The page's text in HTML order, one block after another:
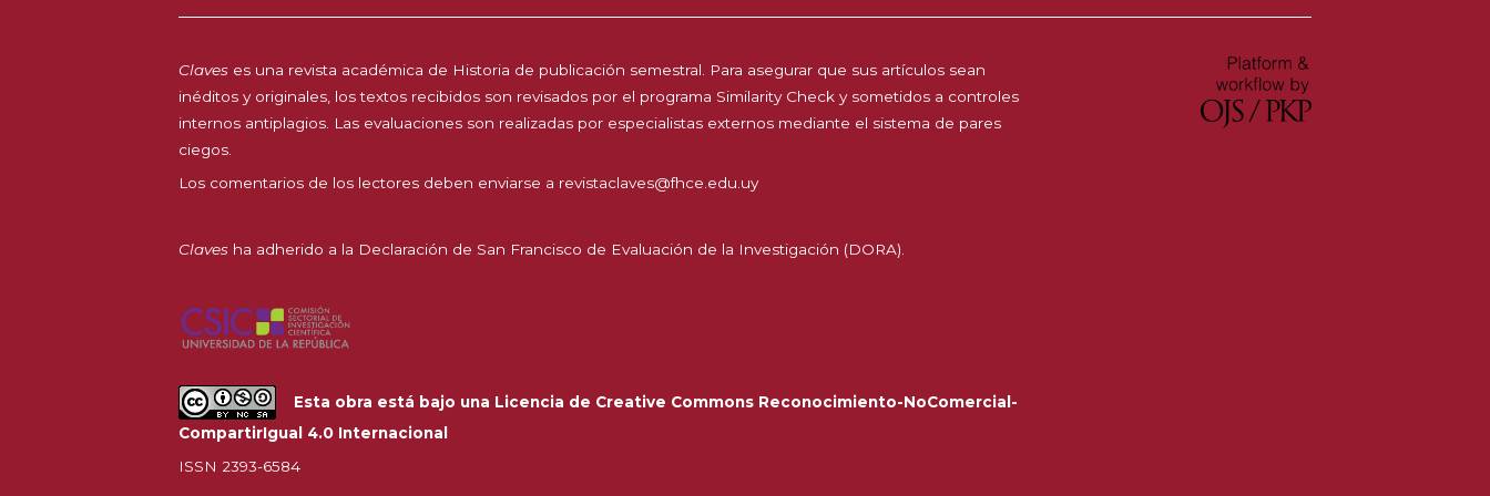
Claves es una revista académica de Historia de publicación semestral. Para asegurar que sus artículos sean
inéditos y originales, los textos recibidos son revisados por el programa Similarity Check y sometidos a controles
internos antiplagios. Las evaluaciones son realizadas por especialistas externos mediante el sistema de pares
ciegos.
Los comentarios de los lectores deben enviarse a revistaclaves@fhce.edu.uy
Claves ha adherido a la Declaración de San Francisco de Evaluación de la Investigación (DORA).
Esta obra está bajo una Licencia de Creative Commons Reconocimiento-NoComercial-
CompartirIgual 4.0 Internacional
ISSN 2393-6584